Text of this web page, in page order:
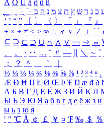
Ä Ö Ü ä ö ü ß
ִֶֹ ֻּ ׁׂ כ ג ד ש ץ ת צ מ נ ה ב
‘ ’ “ ” 〔 〕 〈 〉 「 」 『 』
± × ÷ ≠ ≤ ≥ ∞ ∴ ♂ ♀ ∠ ⊥ ⌒
⊆ ⊇ ⊂ ⊃ ∪ ∩ ∧ ∨ ￢ ⇒ ⇔
、
。 · ‥ … ¨ 〃 ― ＼ ∼ ´
；
？ ＾ ｀
½ ⅓ ⅔ ¼ ¾ ⅛ ⅜ ⅝ ⅞ ¹ ² ³ ⁴ ⁿ ₁
Æ Ð Ħ Ĳ Ł Ø Œ Þ Ŧ Ŋ æ đ ð
А Б В Г Д Е Ё Ж З И Й К Л
Ы Ь Э Ю Я а б в г д е ё ж з и
ы ь э ю я
′ ″ ℃ Å ￠ ￡ ￥ ¤ ℉ ‰ ＄ ％